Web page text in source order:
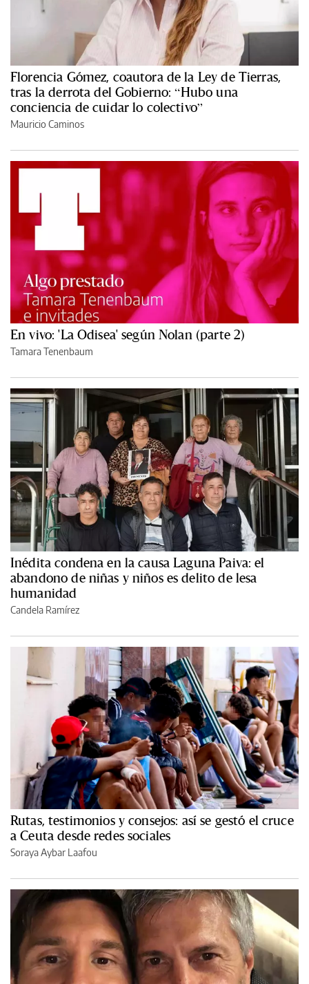
Florencia Gómez, coautora de la Ley de Tierras,
tras la derrota del Gobierno: “Hubo una
conciencia de cuidar lo colectivo”
Mauricio Caminos
En vivo: 'La Odisea' según Nolan (parte 2)
Tamara Tenenbaum
Inédita condena en la causa Laguna Paiva: el
abandono de niñas y niños es delito de lesa
humanidad
Candela Ramírez
Rutas, testimonios y consejos: así se gestó el cruce
a Ceuta desde redes sociales
Soraya Aybar Laafou